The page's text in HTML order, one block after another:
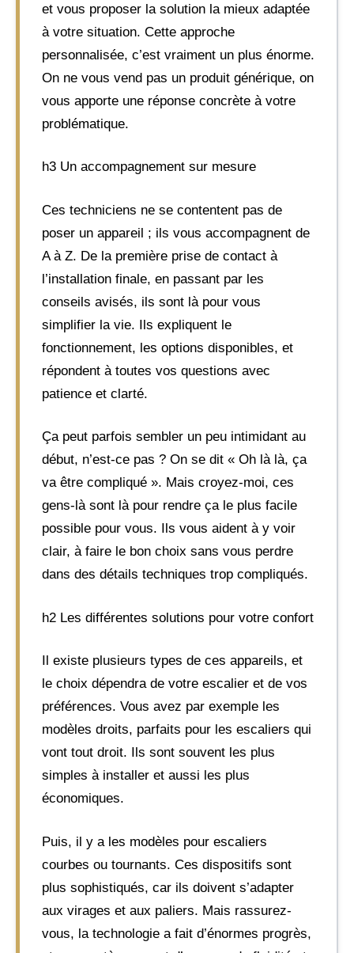
et vous proposer la solution la mieux adaptée
à votre situation. Cette approche
personnalisée, c’est vraiment un plus énorme.
On ne vous vend pas un produit générique, on
vous apporte une réponse concrète à votre
problématique.
h3 Un accompagnement sur mesure
Ces techniciens ne se contentent pas de
poser un appareil ; ils vous accompagnent de
A à Z. De la première prise de contact à
l’installation finale, en passant par les
conseils avisés, ils sont là pour vous
simplifier la vie. Ils expliquent le
fonctionnement, les options disponibles, et
répondent à toutes vos questions avec
patience et clarté.
Ça peut parfois sembler un peu intimidant au
début, n’est-ce pas ? On se dit « Oh là là, ça
va être compliqué ». Mais croyez-moi, ces
gens-là sont là pour rendre ça le plus facile
possible pour vous. Ils vous aident à y voir
clair, à faire le bon choix sans vous perdre
dans des détails techniques trop compliqués.
h2 Les différentes solutions pour votre confort
Il existe plusieurs types de ces appareils, et
le choix dépendra de votre escalier et de vos
préférences. Vous avez par exemple les
modèles droits, parfaits pour les escaliers qui
vont tout droit. Ils sont souvent les plus
simples à installer et aussi les plus
économiques.
Puis, il y a les modèles pour escaliers
courbes ou tournants. Ces dispositifs sont
plus sophistiqués, car ils doivent s’adapter
aux virages et aux paliers. Mais rassurez-
vous, la technologie a fait d’énormes progrès,